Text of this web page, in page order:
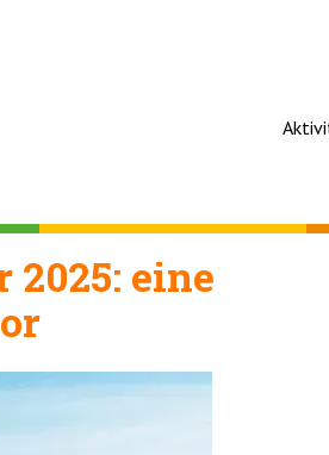
eine